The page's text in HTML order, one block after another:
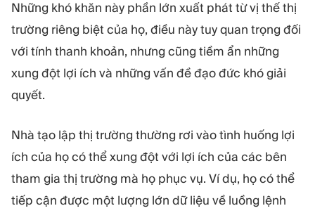
Những khó khăn này phần lớn xuất phát từ vị thế thị
trường riêng biệt của họ, điều này tuy quan trọng đối
với tính thanh khoản, nhưng cũng tiềm ẩn những
xung đột lợi ích và những vấn đề đạo đức khó giải
quyết.
Nhà tạo lập thị trường thường rơi vào tình huống lợi
ích của họ có thể xung đột với lợi ích của các bên
tham gia thị trường mà họ phục vụ. Ví dụ, họ có thể
tiếp cận được một lượng lớn dữ liệu về luồng lệnh